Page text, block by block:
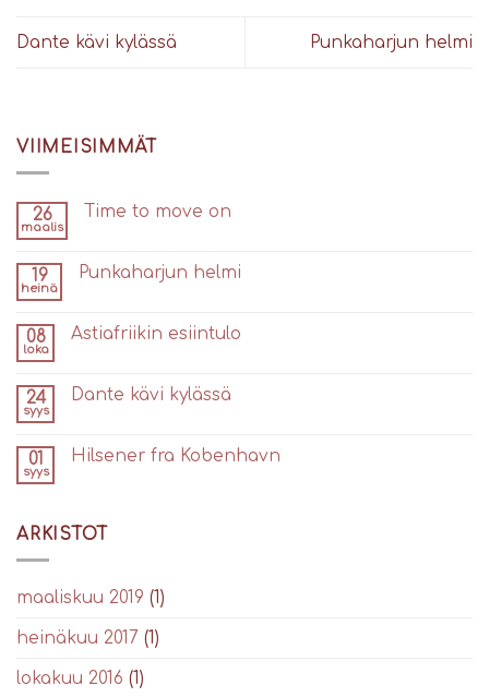
Dante kävi kylässä Punkaharjun helmi
VIIMEISIMMÄT
26
maalis
Time to move on
19
heinä
Punkaharjun helmi
08
loka
Astiafriikin esiintulo
24
syys
Dante kävi kylässä
01
syys
Hilsener fra Kobenhavn
ARKISTOT
maaliskuu 2019 (1)
heinäkuu 2017 (1)
lokakuu 2016 (1)